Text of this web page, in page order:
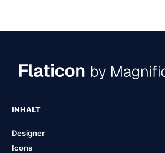
INHALT
Designer
Icons